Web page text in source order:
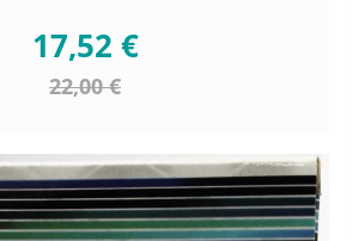
17,52 €
22,00 €